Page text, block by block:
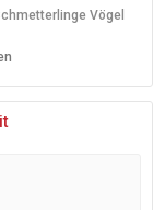
Vögel